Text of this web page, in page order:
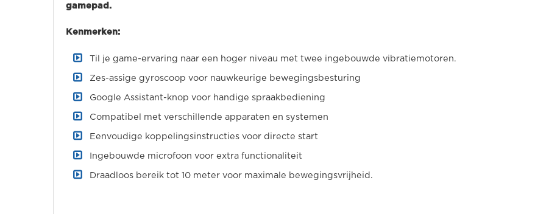
gamepad.
Kenmerken:
Til je game-ervaring naar een hoger niveau met twee ingebouwde vibratiemotoren.
Zes-assige gyroscoop voor nauwkeurige bewegingsbesturing
Google Assistant-knop voor handige spraakbediening
Compatibel met verschillende apparaten en systemen
Eenvoudige koppelingsinstructies voor directe start
Ingebouwde microfoon voor extra functionaliteit
Draadloos bereik tot 10 meter voor maximale bewegingsvrijheid.